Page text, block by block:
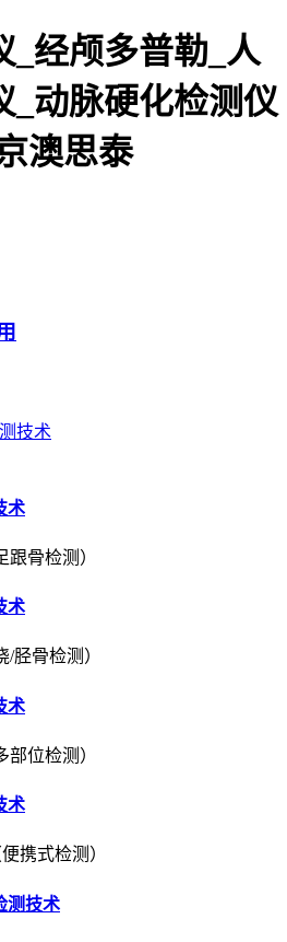
_经颅多普勒_人
_动脉硬化检测仪
澳思泰
技术
术
跟骨检测）
术
/胫骨检测）
术
部位检测）
术
携式检测）
测技术